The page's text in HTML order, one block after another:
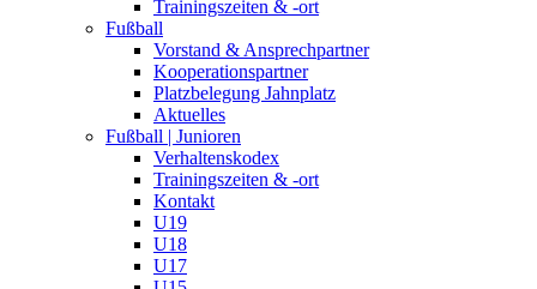
Trainingszeiten & -ort
Fußball
Vorstand & Ansprechpartner
Kooperationspartner
Platzbelegung Jahnplatz
Aktuelles
Fußball | Junioren
Verhaltenskodex
Trainingszeiten & -ort
Kontakt
U19
U18
U17